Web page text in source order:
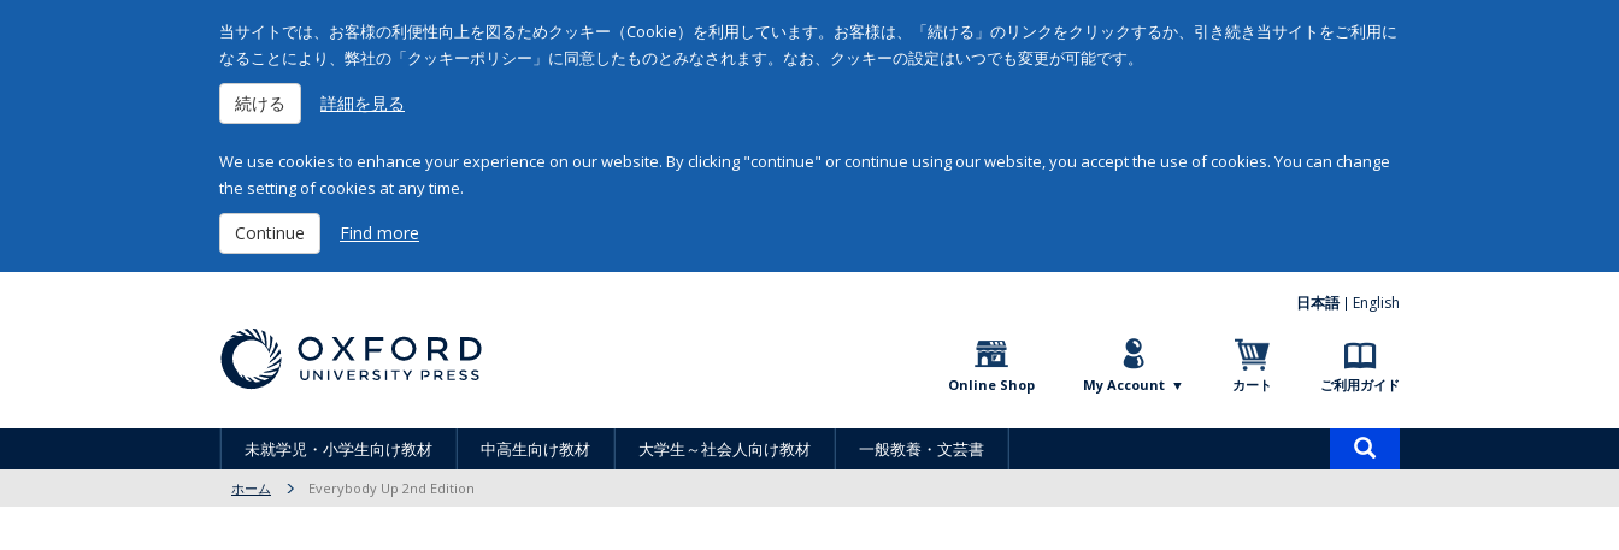
当サイトでは、お客様の利便性向上を図るためクッキー（Cookie）を利用しています。お客様は、「続ける」のリンクをクリックするか、引き続き当サイトをご利用に
なることにより、弊社の「クッキーポリシー」に同意したものとみなされます。なお、クッキーの設定はいつでも変更が可能です。
続ける 詳細を見る
We use cookies to enhance your experience on our website. By clicking "continue" or continue using our website, you accept the use of cookies. You can change
the setting of cookies at any time.
Continue Find more
日本語 English
Online Shop My Account カート ご利用ガイド
未就学児・小学生向け教材 中高生向け教材 大学生～社会人向け教材 一般教養・文芸書
ホーム Everybody Up 2nd Edition